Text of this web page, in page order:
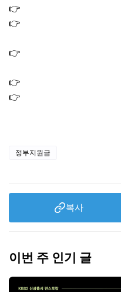
👉
👉
👉
👉
👉
정부지원금
복사
이번 주 인기 글